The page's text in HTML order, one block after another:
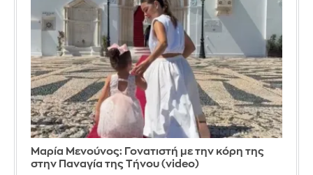
Μαρία Μενούνος: Γονατιστή με την κόρη της
στην Παναγία της Τήνου (video)